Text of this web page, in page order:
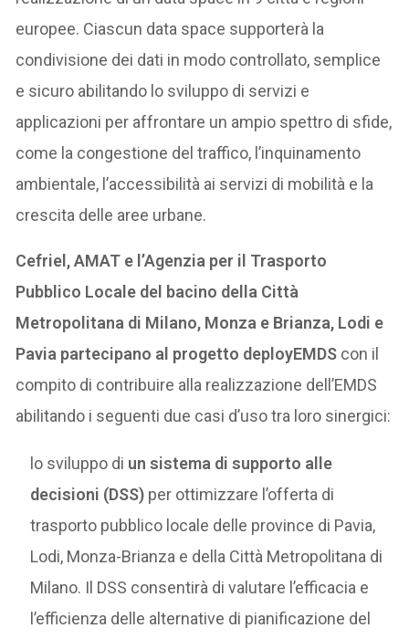
europee. Ciascun data space supporterà la
condivisione dei dati in modo controllato, semplice
e sicuro abilitando lo sviluppo di servizi e
applicazioni per affrontare un ampio spettro di sfide,
come la congestione del traffico, l’inquinamento
ambientale, l’accessibilità ai servizi di mobilità e la
crescita delle aree urbane.
Cefriel, AMAT e l’Agenzia per il Trasporto
Pubblico Locale del bacino della Città
Metropolitana di Milano, Monza e Brianza, Lodi e
Pavia partecipano al progetto deployEMDS con il
compito di contribuire alla realizzazione dell’EMDS
abilitando i seguenti due casi d’uso tra loro sinergici:
lo sviluppo di un sistema di supporto alle
decisioni (DSS) per ottimizzare l’offerta di
trasporto pubblico locale delle province di Pavia,
Lodi, Monza-Brianza e della Città Metropolitana di
Milano. Il DSS consentirà di valutare l’efficacia e
l’efficienza delle alternative di pianificazione del